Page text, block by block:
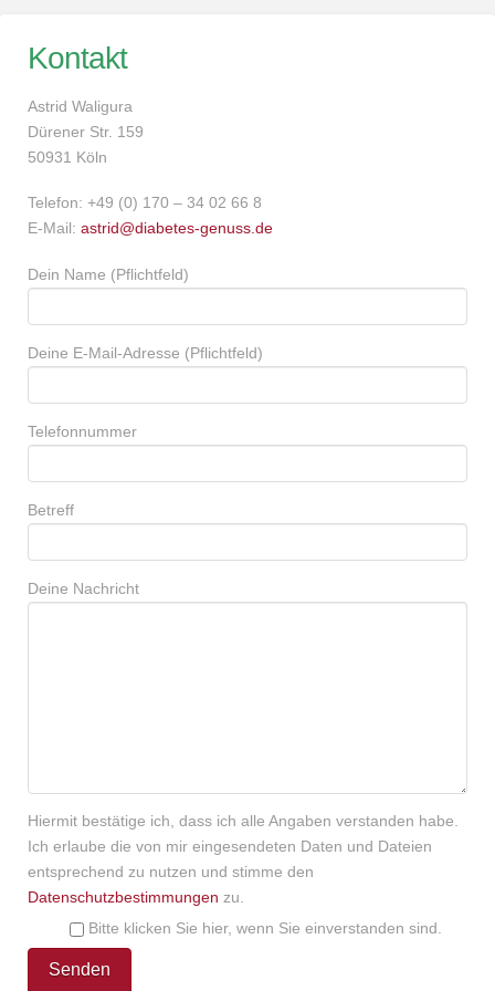
Kontakt
Astrid Waligura
Dürener Str. 159
50931 Köln
Telefon: +49 (0) 170 – 34 02 66 8
E-Mail: astrid@diabetes-genuss.de
Dein Name (Pflichtfeld)
Deine E-Mail-Adresse (Pflichtfeld)
Telefonnummer
Betreff
Deine Nachricht
Hiermit bestätige ich, dass ich alle Angaben verstanden habe.
Ich erlaube die von mir eingesendeten Daten und Dateien
entsprechend zu nutzen und stimme den
Datenschutzbestimmungen zu.
Bitte klicken Sie hier, wenn Sie einverstanden sind.